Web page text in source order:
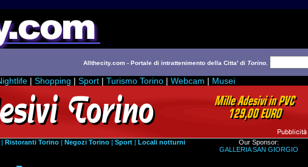
Allthecity.com - Portale di intrattenimento della Citta' di Torino
| Shopping | Sport | Turismo Torino | Webcam | Musei
| Ristoranti Torino | Negozi Torino | Sport | Locali notturni
Our Sponsor:
GALLERIA SAN GIORGIO